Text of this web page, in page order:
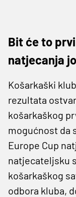
Bit će to
natjecanja
Košarkaški
rezultata
košarkaškog
mogućnost da
Europe Cup
natjecateljsku
košarkaškog
odbora kluba,